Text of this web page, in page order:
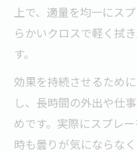
上で、適量を均一にス
らかいクロスで軽く拭
す。
効果を持続させるため
し、長時間の外出や仕
めです。実際にスプレ
時も曇りが気にならな